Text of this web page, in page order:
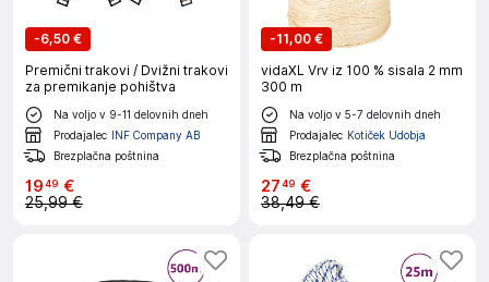
-6,50 €
Premični trakovi / Dvižni trakovi
za premikanje pohištva
Na voljo v 9-11 delovnih dneh
Prodajalec INF Company AB
Brezplačna poštnina
1949 €
25,99 €
-11,00 €
vidaXL Vrv iz 100 % sisala 2 mm
300 m
Na voljo v 5-7 delovnih dneh
Prodajalec Kotiček Udobja
Brezplačna poštnina
2749 €
38,49 €